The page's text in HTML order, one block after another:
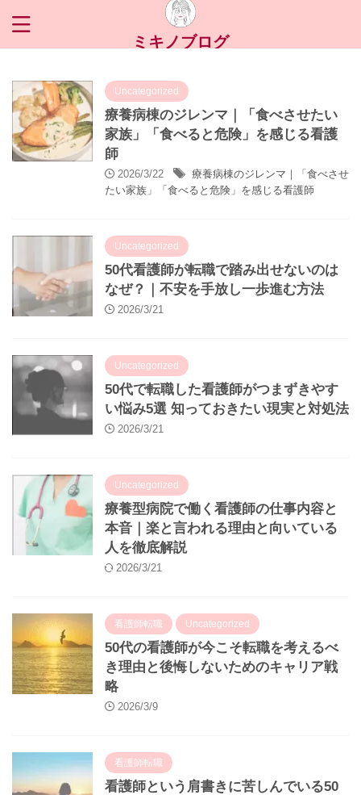
ミキノブログ
Uncategorized
療養病棟のジレンマ｜「食べさせたい
家族」「食べると危険」を感じる看護
師
2026/3/22
療養病棟のジレンマ｜「食べさせ
たい家族」「食べると危険」を感じる看護師
Uncategorized
50代看護師が転職で踏み出せないのは
なぜ？｜不安を手放し一歩進む方法
2026/3/21
Uncategorized
50代で転職した看護師がつまずきやす
い悩み5選 知っておきたい現実と対処法
2026/3/21
Uncategorized
療養型病院で働く看護師の仕事内容と
本音｜楽と言われる理由と向いている
人を徹底解説
2026/3/21
看護師転職 Uncategorized
50代の看護師が今こそ転職を考えるべ
き理由と後悔しないためのキャリア戦
略
2026/3/9
看護師転職
看護師という肩書きに苦しんでいる50